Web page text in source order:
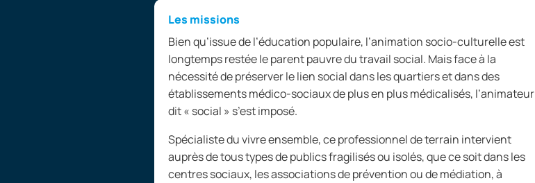
Les missions
Bien qu’issue de l’éducation populaire, l’animation socio-culturelle est
longtemps restée le parent pauvre du travail social. Mais face à la
nécessité de préserver le lien social dans les quartiers et dans des
établissements médico-sociaux de plus en plus médicalisés, l’animateur
dit « social » s’est imposé.
Spécialiste du vivreensemble, ce professionnel de terrain intervient
auprès de tous types de publics fragilisés ou isolés, que ce soit dans les
centres sociaux, les associations de prévention ou de médiation, à